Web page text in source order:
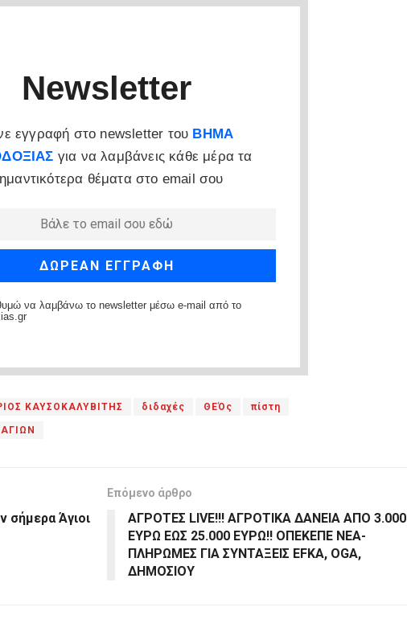
Newsletter
εγγραφή στο newsletter του ΒΗΜΑ
για να λαμβάνεις κάθε μέρα τα
θέματα στο email σου
να λαμβάνω το newsletter μέσω e-mail από το
ΚΑΥΣΟΚΑΛΥΒΙΤΗΣ διδαχές ΘΕΌς πίστη
σήμερα Άγιοι
Επόμενο άρθρο
ΑΓΡΟΤΕΣ LIVE!!! ΑΓΡΟΤΙΚΑ ΔΑΝΕΙΑ ΑΠΟ 3.000
ΕΥΡΩ ΕΩΣ 25.000 ΕΥΡΩ!! ΟΠΕΚΕΠΕ ΝΕΑ-
ΠΛΗΡΩΜΕΣ ΓΙΑ ΣΥΝΤΑΞΕΙΣ EFKA, OGA,
ΔΗΜΟΣΙΟΥ